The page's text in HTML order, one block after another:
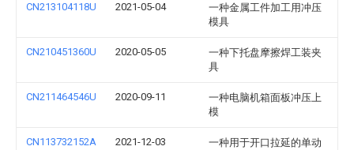
CN213104118U 2021-05-04
一种金属工件加工用冲压
模具
CN210451360U 2020-05-05
一种下托盘摩擦焊工装夹
具
CN211464546U 2020-09-11
一种电脑机箱面板冲压上
模
CN113732152A 2021-12-03
一种用于开口拉延的单动